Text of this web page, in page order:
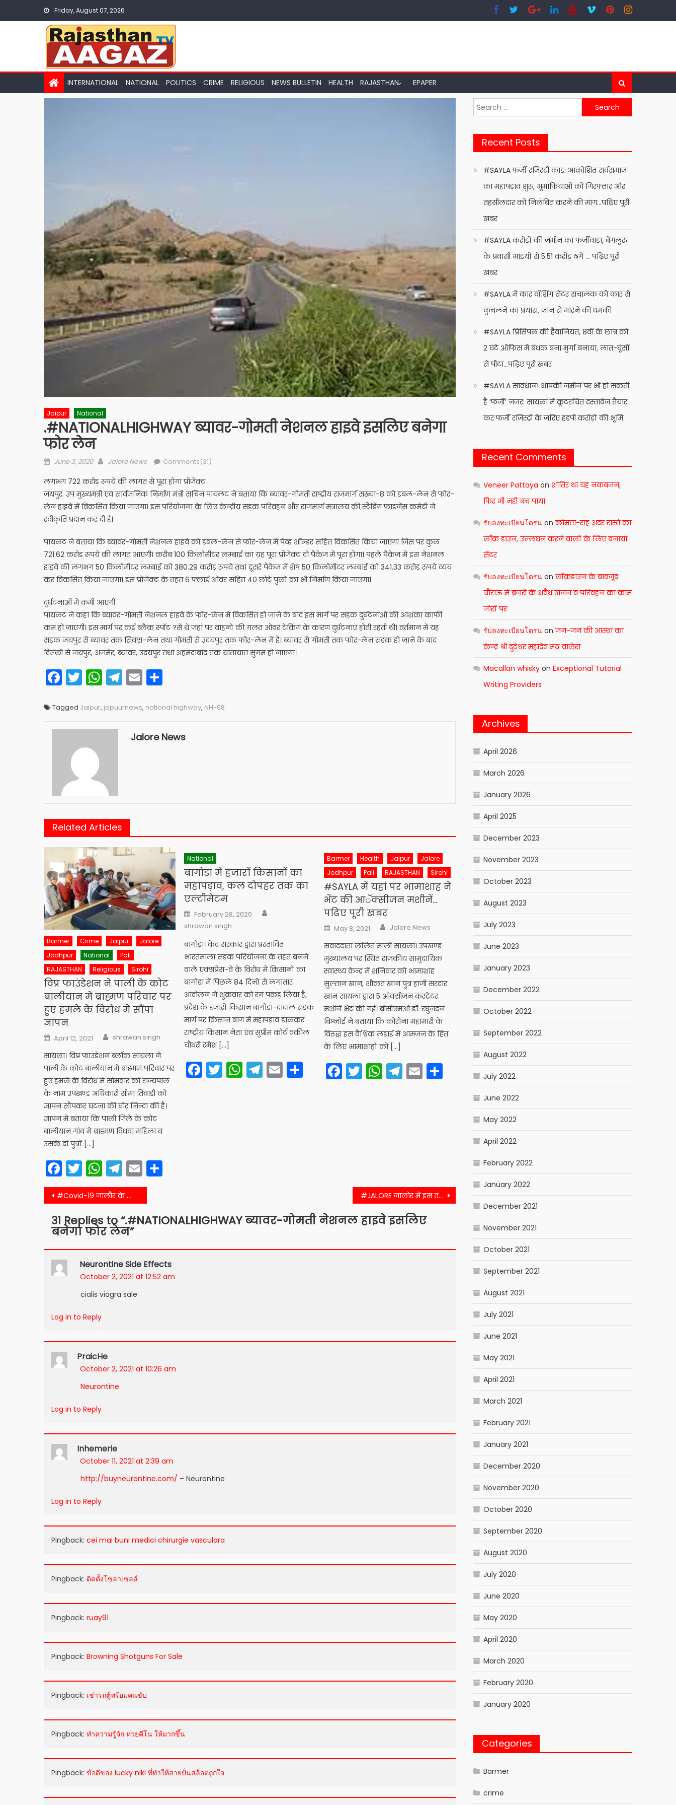
Friday, August 07, 2026
INTERNATIONAL NATIONAL POLITICS CRIME RELIGIOUS NEWS BULLETIN HEALTH RAJASTHAN EPAPER
Jaipur National
.#NATIONALHIGHWAY ब्यावर-गोमती नेशनल हाइवे इसलिए बनेगा
फोर लेन
Posted
June 3, 2020 Author
Jalore News Comments(31)
लगभग 722 करोड़ रूपये की लागत से पूरा होगा प्रोजेक्ट
जयपुर. उप मुख्यमंत्री एवं सार्वजनिक निर्माण मंत्री सचिन पायलट ने बताया कि ब्यावर-गोमती राष्ट्रीय राजमार्ग संख्या-8 को डबल-लेन से फोर-
लेन हाइवे में विकसित किया जाएगा। इस परियोजना के लिए केन्द्रीय सड़क परिवहन और राजमार्ग मंत्रालय की स्टैंडिंग फाइनेंस कमेटी ने
स्वीकृति प्रदान कर दी है।
पायलट ने बताया कि ब्यावर-गोमती नेशनल हाइवे को डबल-लेन से फोर-लेन में पेव्ड शॉल्डर सहित विकसित किया जाएगा जिस पर कुल
721.62 करोड़ रूपये की लागत आएगी। करीब 100 किलोमीटर लम्बाई का यह पूरा प्रोजेक्ट दो पैकेज में पूरा होगा। पहले पैकेज में इस नेशनल
हाइवे की लगभग 50 किलोमीटर लम्बाई को 380.29 करोड़ रूपये तथा दूसरे पैकेज में शेष 50 किलोमीटर लम्बाई को 341.33 करोड़ रूपये व्यय
कर विकसित किया जाएगा। इस प्रोजेक्ट के तहत 6 फ्लाई ओवर सहित 40 छोटे पुलों का भी निर्माण किया जाएगा।
दुर्घटनाओं में कमी आएगी
पायलट ने कहा कि ब्यावर-गोमती नेशनल हाइवे के फोर-लेन में विकसित हो जाने के बाद इस मार्ग पर सड़क दुर्घटनाओं की आशंका काफी
कम हो जाएगी। इस मार्ग पर कई ब्लैक स्पॉट ?से थे जहां पर वाहनों की गलत ओवर टेकिंग के कारण दुर्घटनाएं होती रहती थी। वर्तमान में यह
सड़क जयपुर से ब्यावर तक सिक्स-लेन तथा गोमती से उदयपुर तक फोर-लेन में है। ब्यावर से गोमती तक फोर-लेन सड़क हो जाने के बाद
दिल्ली से जयपुर, अजमेर, ब्यावर, उदयपुर तथा अहमदाबाद तक यातायात सुगम हो जाएगा।
Facebook
Twitter
WhatsApp
Telegram
Email
Tagged Jaipur, japuurnews, national highway, NH-08
Jalore News
Related Articles
Barmer Crime Jaipur
Jalore
Jodhpur
National
Pali
RAJASTHAN
Religious Sirohi
विप्र फाउंडेशन ने पाली के कोट
बालीयान मे ब्राह्मण परिवार पर
हुए हमले के विरोध मे सौंपा
ज्ञापन
Posted
on
April 12, 2021 Author
shrawan singh
सायला। विप्र फाउंडेशन ब्लाॅक सायला ने
पाली के कोट बालीयान मे ब्राह्मण परिवार पर
हुए हमले के विरोध मे सोमवार को राज्यपाल
के नाम उपखण्ड अधिकारी सीमा तिवाडी को
ज्ञापन सौंपकर घटना की घोर निन्दा की है।
ज्ञापन मे बताया कि पाली जिले के कोट
बालीयान गांव मे ब्राह्मण विधवा महिला व
उसके दो पुत्रों […]
Facebook
Twitter
WhatsApp
Telegram
Email
National
बागोड़ा में हजारों किसानों का
महापड़ाव, कल दोपहर तक का
एल्टीमेटम
Posted
on
February 28, 2020
shrawan singh
बागोड़ा। केंद्र सरकार द्वारा प्रस्तावित
भारतमाला सड़क परियोजना के तहत बनने
वाले एक्सप्रेस-वे के विरोध में किसानों का
बागोड़ा में पिछले 84 दिनों से लगातार
आंदोलन ने शुक्रवार को रंग पकड़ लिया है,
प्रदेश के हजारों किसान बागोड़ा-दादाल सड़क
मार्ग पर किसान बाग में महापड़ाव डालकर
राष्ट्रीय किसान नेता एंंव सुप्रीम कोर्ट वकील
चौधरी रमेश […]
Facebook
Twitter
WhatsApp
Telegram
EmailShare
Barmer Health Jaipur
Jalore
Jodhpur
Pali RAJASTHAN Sirohi
#SAYLA में यहां पर भामाशाह ने
भेंट की आॅक्सीजन मशीनें…
पढिए पूरी खबर
Posted
on
May 8, 2021 Author
Jalore News
संवाददाता ललित माली सायला। उपखण्ड
मुख्यालय पर स्थित राजकीय सामुदायिक
स्वास्थ्य केन्द्र में शनिवार को भामाशाह
सुल्तान खान, शौकत खान पुत्र हाजी सरदार
खान सायला द्वारा 5 ऑक्सीजन कंस्ट्रेटर
मशीनें भेंट की गई। बीसीएमओ डाॅ. रघुनंदन
बिश्नोई ने बताया कि कोरोना महामारी के
विरूद्ध इस वैश्विक लडाई में आमजन के हित
के लिए भामाशाहों को […]
Facebook
Twitter
WhatsApp
Telegram
EmailShare
Post
navigation
#Covid-19 जालौर के लिए अच्छी खबर कोरोना को मात दे 96 लोग पहुंचे अपने घर #JALORE जालोर में इस तरह चलेंगी रोडवेज की बसें
31 Replies to “.#NATIONALHIGHWAY ब्यावर-गोमती नेशनल हाइवे इसलिए
बनेगा फोर लेन”
Neurontine Side Effects
October 2, 2021 at 12:52 am
cialis viagra sale
Log in to Reply
PraicHe
October 2, 2021 at 10:26 am
Neurontine
Log in to Reply
Inhemerie
October 11, 2021 at 2:39 am
http://buyneurontine.com/ – Neurontine
Log in to Reply
Pingback: cei mai buni medici chirurgie vasculara
Pingback: ติดตั้งโซลาเซลล์
Pingback: ruay91
Pingback: Browning Shotguns For Sale
Pingback: เช่ารถตู้พร้อมคนขับ
Pingback: ทำความรู้จัก หวยคีโน ให้มากขึ้น
Pingback: ข้อดีของ lucky niki ที่ทำให้สายปั่นสล็อตถูกใจ
Search
for:
Recent Posts
#SAYLA फर्जी रजिस्ट्री कांड: आक्रोशित सर्वसमाज
का महापड़ाव शुरू, भूमाफियाओं को गिरफ्तार और
तहसीलदार को निलंबित करने की मांग…पढ़िए पूरी
खबर
#SAYLA करोड़ों की जमीन का फर्जीवाड़ा, बेंगलूरु
के प्रवासी भाइयों से 5.51 करोड़ ठगे … पढ़िए पूरी
खबर
#SAYLA में कार वॉशिंग सेंटर संचालक को कार से
कुचलने का प्रयास, जान से मारने की धमकी
#SAYLA प्रिंसिपल की हैवानियत, 8वीं के छात्र को
2 घंटे ऑफिस में बंधक बना मुर्गा बनाया, लात-घूंसों
से पीटा…पढ़िए पूरी खबर
#SAYLA सावधान! आपकी जमीन पर भी हो सकती
है ‘फर्जी’ नजर: सायला में कूटरचित दस्तावेज तैयार
कर फर्जी रजिस्ट्री के जरिए हड़पी करोड़ों की भूमि
Recent Comments
Veneer Pattaya on शांतिर था यह नकबजन,
फिर भी नहीं बच पाया
รับลงทะเบียนโดรน onकोमता-राह अंदर रास्ते का
लाँक डाउन, उल्लंघन करने वालों के लिए बनाया
सेंटर
รับลงทะเบียนโดรน onलॉकडाउन के बावजूद
चौराऊ मे बजरी के अवैध खनन व परिवहन का काम
जोरों पर
รับลงทะเบียนโดรน onजन-जन की आस्था का
केन्द्र श्री दुदेश्वर महादेव मठ वालेरा
Macallan whisky onExceptional Tutorial
Writing Providers
Archives
April 2026
March 2026
January 2026
April 2025
December 2023
November 2023
October 2023
August 2023
July 2023
June 2023
January 2023
December 2022
October 2022
September 2022
August 2022
July 2022
June 2022
May 2022
April 2022
February 2022
January 2022
December 2021
November 2021
October 2021
September 2021
August 2021
July 2021
June 2021
May 2021
April 2021
March 2021
February 2021
January 2021
December 2020
November 2020
October 2020
September 2020
August 2020
July 2020
June 2020
May 2020
April 2020
March 2020
February 2020
January 2020
Categories
Barmer
crime